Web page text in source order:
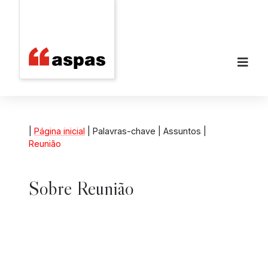
Página inicial | Palavras-chave | Assuntos |
Reunião
Sobre Reunião